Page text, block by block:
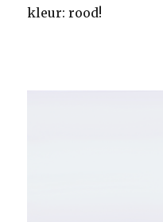
kleur: rood!